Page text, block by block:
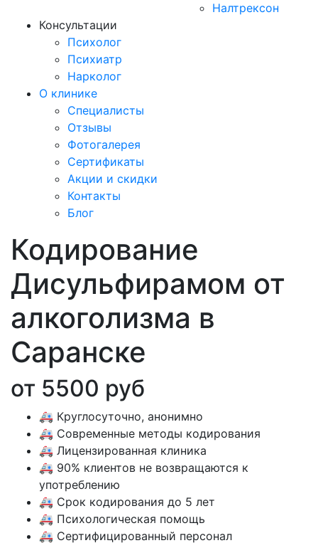
Налтрексон
Консультации
Психолог
Психиатр
Нарколог
О клинике
Специалисты
Отзывы
Фотогалерея
Сертификаты
Акции и скидки
Контакты
Блог
Кодирование
Дисульфирамом от
алкоголизма в
Саранске
от 5500 руб
🚑 Круглосуточно, анонимно
🚑 Современные методы кодирования
🚑 Лицензированная клиника
🚑 90% клиентов не возвращаются к
употреблению
🚑 Срок кодирования до 5 лет
🚑 Психологическая помощь
🚑 Сертифицированный персонал